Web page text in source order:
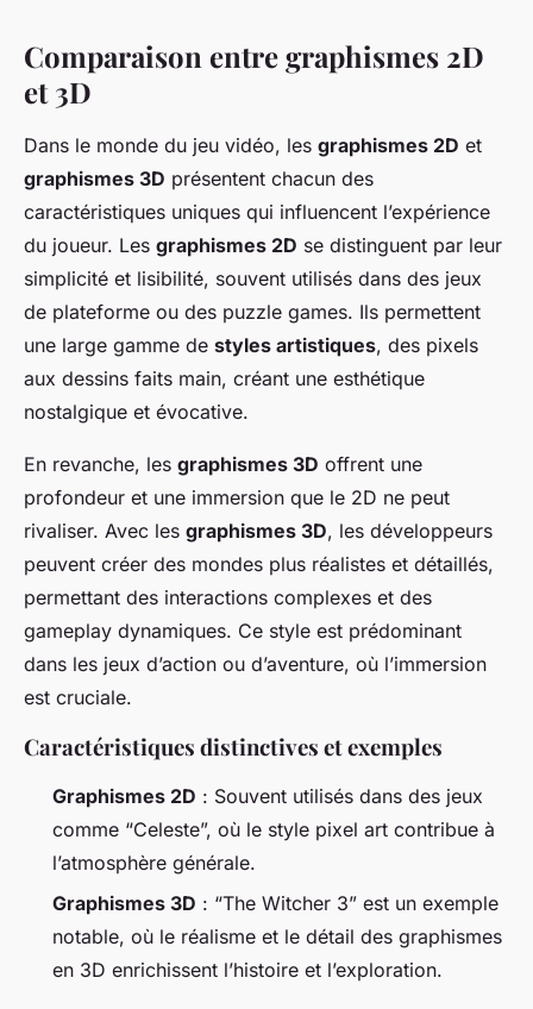
Comparaison entre graphismes 2D
et 3D
Dans le monde du jeu vidéo, les graphismes 2D et
graphismes 3D présentent chacun des
caractéristiques uniques qui influencent l’expérience
du joueur. Les graphismes 2D se distinguent par leur
simplicité et lisibilité, souvent utilisés dans des jeux
de plateforme ou des puzzle games. Ils permettent
une large gamme de styles artistiques, des pixels
aux dessins faits main, créant une esthétique
nostalgique et évocative.
En revanche, les graphismes 3D offrent une
profondeur et une immersion que le 2D ne peut
rivaliser. Avec les graphismes 3D, les développeurs
peuvent créer des mondes plus réalistes et détaillés,
permettant des interactions complexes et des
gameplay dynamiques. Ce style est prédominant
dans les jeux d’action ou d’aventure, où l’immersion
est cruciale.
Caractéristiques distinctives et exemples
Graphismes 2D : Souvent utilisés dans des jeux
comme “Celeste”, où le style pixel art contribue à
l’atmosphère générale.
Graphismes 3D : “The Witcher 3” est un exemple
notable, où le réalisme et le détail des graphismes
en 3D enrichissent l’histoire et l’exploration.